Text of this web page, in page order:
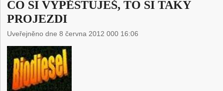
CO SI VYPĚSTUJEŠ, TO SI TAKY
PROJEZDI
Uveřejněno dne 8 června 2012 000 16:06